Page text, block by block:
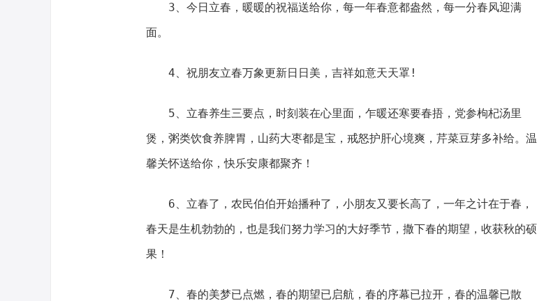
3、今日立春，暖暖的祝福送给你，每一年春意都盎然，每一分春风迎满
面。
4、祝朋友立春万象更新日日美，吉祥如意天天罩!
5、立春养生三要点，时刻装在心里面，乍暖还寒要春捂，党参枸杞汤里
煲，粥类饮食养脾胃，山药大枣都是宝，戒怒护肝心境爽，芹菜豆芽多补给。温
馨关怀送给你，快乐安康都聚齐！
6、立春了，农民伯伯开始播种了，小朋友又要长高了，一年之计在于春，
春天是生机勃勃的，也是我们努力学习的大好季节，撒下春的期望，收获秋的硕
果！
7、春的美梦已点燃，春的期望已启航，春的序幕已拉开，春的温馨已散